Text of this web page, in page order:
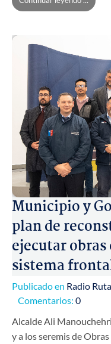
Municipio y
plan de
ejecutar
sistema
Publicado en Radio
Comentarios: 0
Alcalde Ali
y a los seremis de